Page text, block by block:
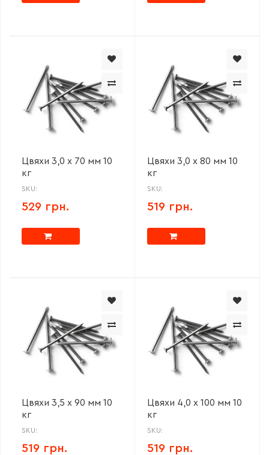
Цвяхи 3,0 х 70 мм 10
кг
SKU:
529 грн.
Цвяхи 3,0 х 80 мм 10
кг
SKU:
519 грн.
Цвяхи 3,5 х 90 мм 10
кг
SKU:
519 грн.
Цвяхи 4,0 х 100 мм 10
кг
SKU:
519 грн.